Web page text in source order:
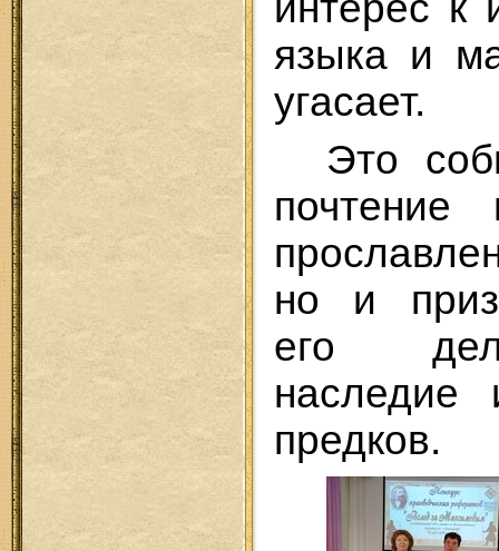
языка и
угасает.
Это
почтение
но и
его
предков.